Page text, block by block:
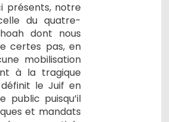
présents, notre
du quatre-
dont nous
certes pas, en
mobilisation
à la tragique
le Juif en
puisqu’il
et mandats